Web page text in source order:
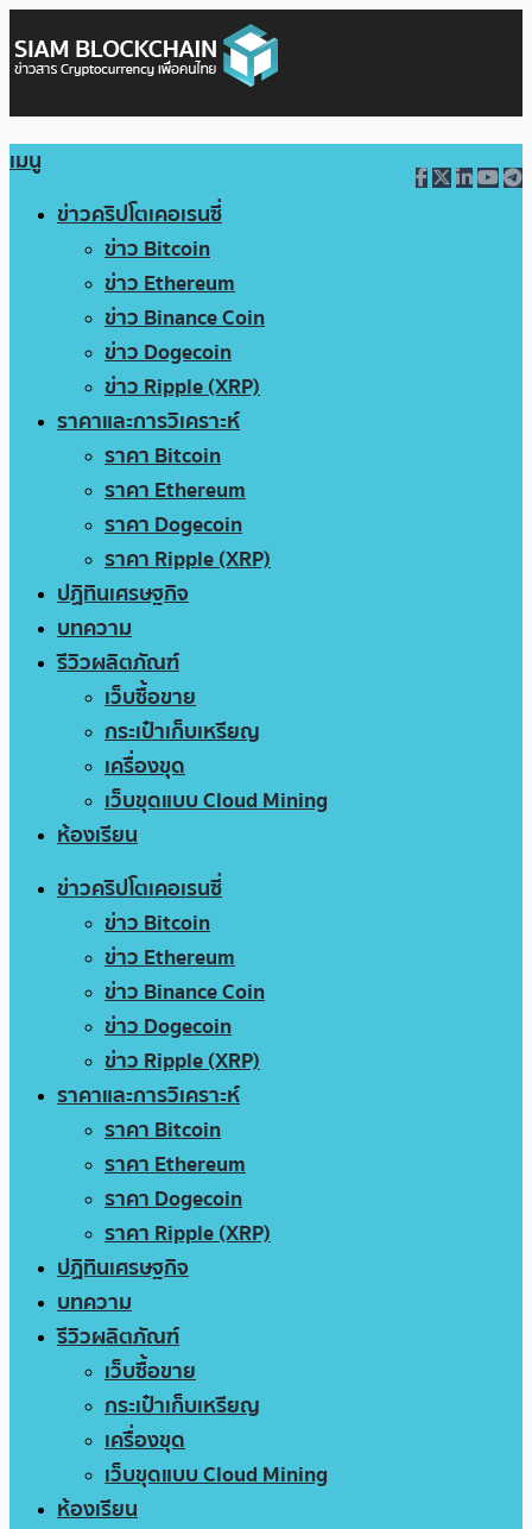
เมนู
ข่าวคริปโตเคอเรนซี่
ข่าว Bitcoin
ข่าว Ethereum
ข่าว Binance Coin
ข่าว Dogecoin
ข่าว Ripple (XRP)
ราคาและการวิเคราะห์
ราคา Bitcoin
ราคา Ethereum
ราคา Dogecoin
ราคา Ripple (XRP)
ปฏิทินเศรษฐกิจ
บทความ
รีวิวผลิตภัณฑ์
เว็บซื้อขาย
กระเป๋าเก็บเหรียญ
เครื่องขุด
เว็บขุดแบบ Cloud Mining
ห้องเรียน
ข่าวคริปโตเคอเรนซี่
ข่าว Bitcoin
ข่าว Ethereum
ข่าว Binance Coin
ข่าว Dogecoin
ข่าว Ripple (XRP)
ราคาและการวิเคราะห์
ราคา Bitcoin
ราคา Ethereum
ราคา Dogecoin
ราคา Ripple (XRP)
ปฏิทินเศรษฐกิจ
บทความ
รีวิวผลิตภัณฑ์
เว็บซื้อขาย
กระเป๋าเก็บเหรียญ
เครื่องขุด
เว็บขุดแบบ Cloud Mining
ห้องเรียน